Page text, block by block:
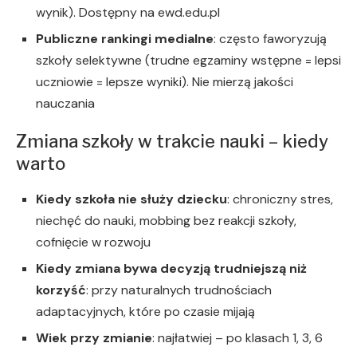
wynik). Dostępny na ewd.edu.pl
Publiczne rankingi medialne: często faworyzują
szkoły selektywne (trudne egzaminy wstępne = lepsi
uczniowie = lepsze wyniki). Nie mierzą jakości
nauczania
Zmiana szkoły w trakcie nauki – kiedy
warto
Kiedy szkoła nie służy dziecku: chroniczny stres,
niechęć do nauki, mobbing bez reakcji szkoły,
cofnięcie w rozwoju
Kiedy zmiana bywa decyzją trudniejszą niż
korzyść: przy naturalnych trudnościach
adaptacyjnych, które po czasie mijają
Wiek przy zmianie: najłatwiej – po klasach 1, 3, 6